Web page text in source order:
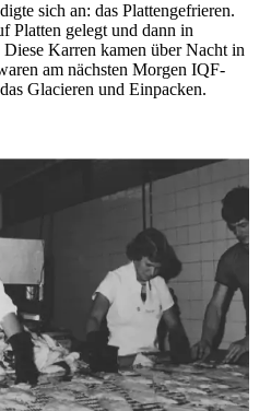
sich an: das Plattengefrieren.
Platten gelegt und dann in
Karren kamen über Nacht in
am nächsten Morgen IQF-
Glacieren und Einpacken.